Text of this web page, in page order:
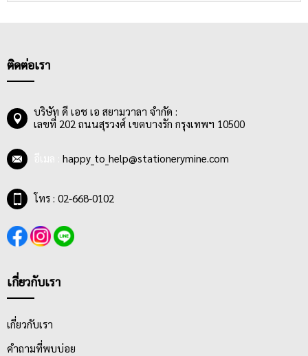
ติดต่อเรา
บริษัท ดี เอช เอ สยามวาลา จำกัด :
เลขที่ 202 ถนนสุรวงศ์ เขตบางรัก กรุงเทพฯ 10500
happy_to_help@stationerymine.com
โทร : 02-668-0102
เกี่ยวกับเรา
เกี่ยวกับเรา
คำถามที่พบบ่อย